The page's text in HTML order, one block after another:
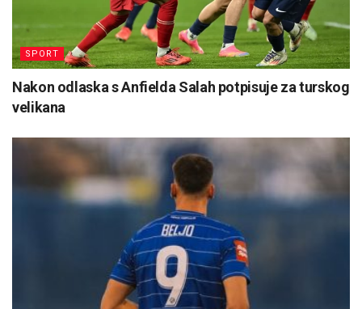
SPORT
Nakon odlaska s Anfielda Salah potpisuje za turskog
velikana